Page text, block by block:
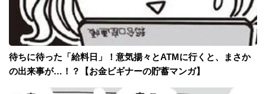
待ちに待った「給料日」！意気揚々とATMに行くと、まさか
の出来事が…！？【お金ビギナーの貯蓄マンガ】